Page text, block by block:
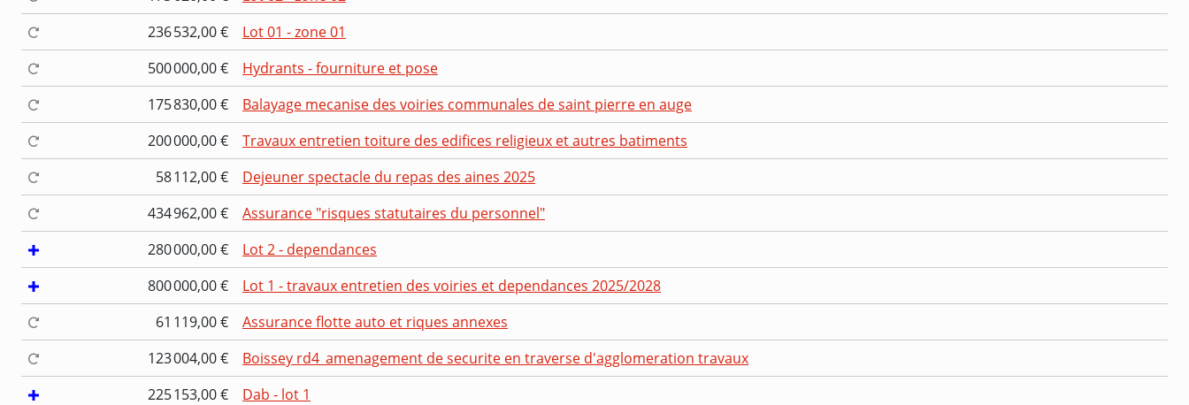
236 532,00 €
Lot 01 - zone 01
500 000,00 €
Hydrants - fourniture et pose
175 830,00 €
Balayage mecanise des voiries communales de saint pierre en auge
200 000,00 €
Travaux entretien toiture des edifices religieux et autres batiments
58 112,00 €
Dejeuner spectacle du repas des aines 2025
434 962,00 €
Assurance "risques statutaires du personnel"
280 000,00 €
Lot 2 - dependances
800 000,00 €
Lot 1 - travaux entretien des voiries et dependances 2025/2028
61 119,00 €
Assurance flotte auto et riques annexes
123 004,00 €
Boissey rd4_amenagement de securite en traverse d'agglomeration travaux
225 153,00 €
Dab - lot 1